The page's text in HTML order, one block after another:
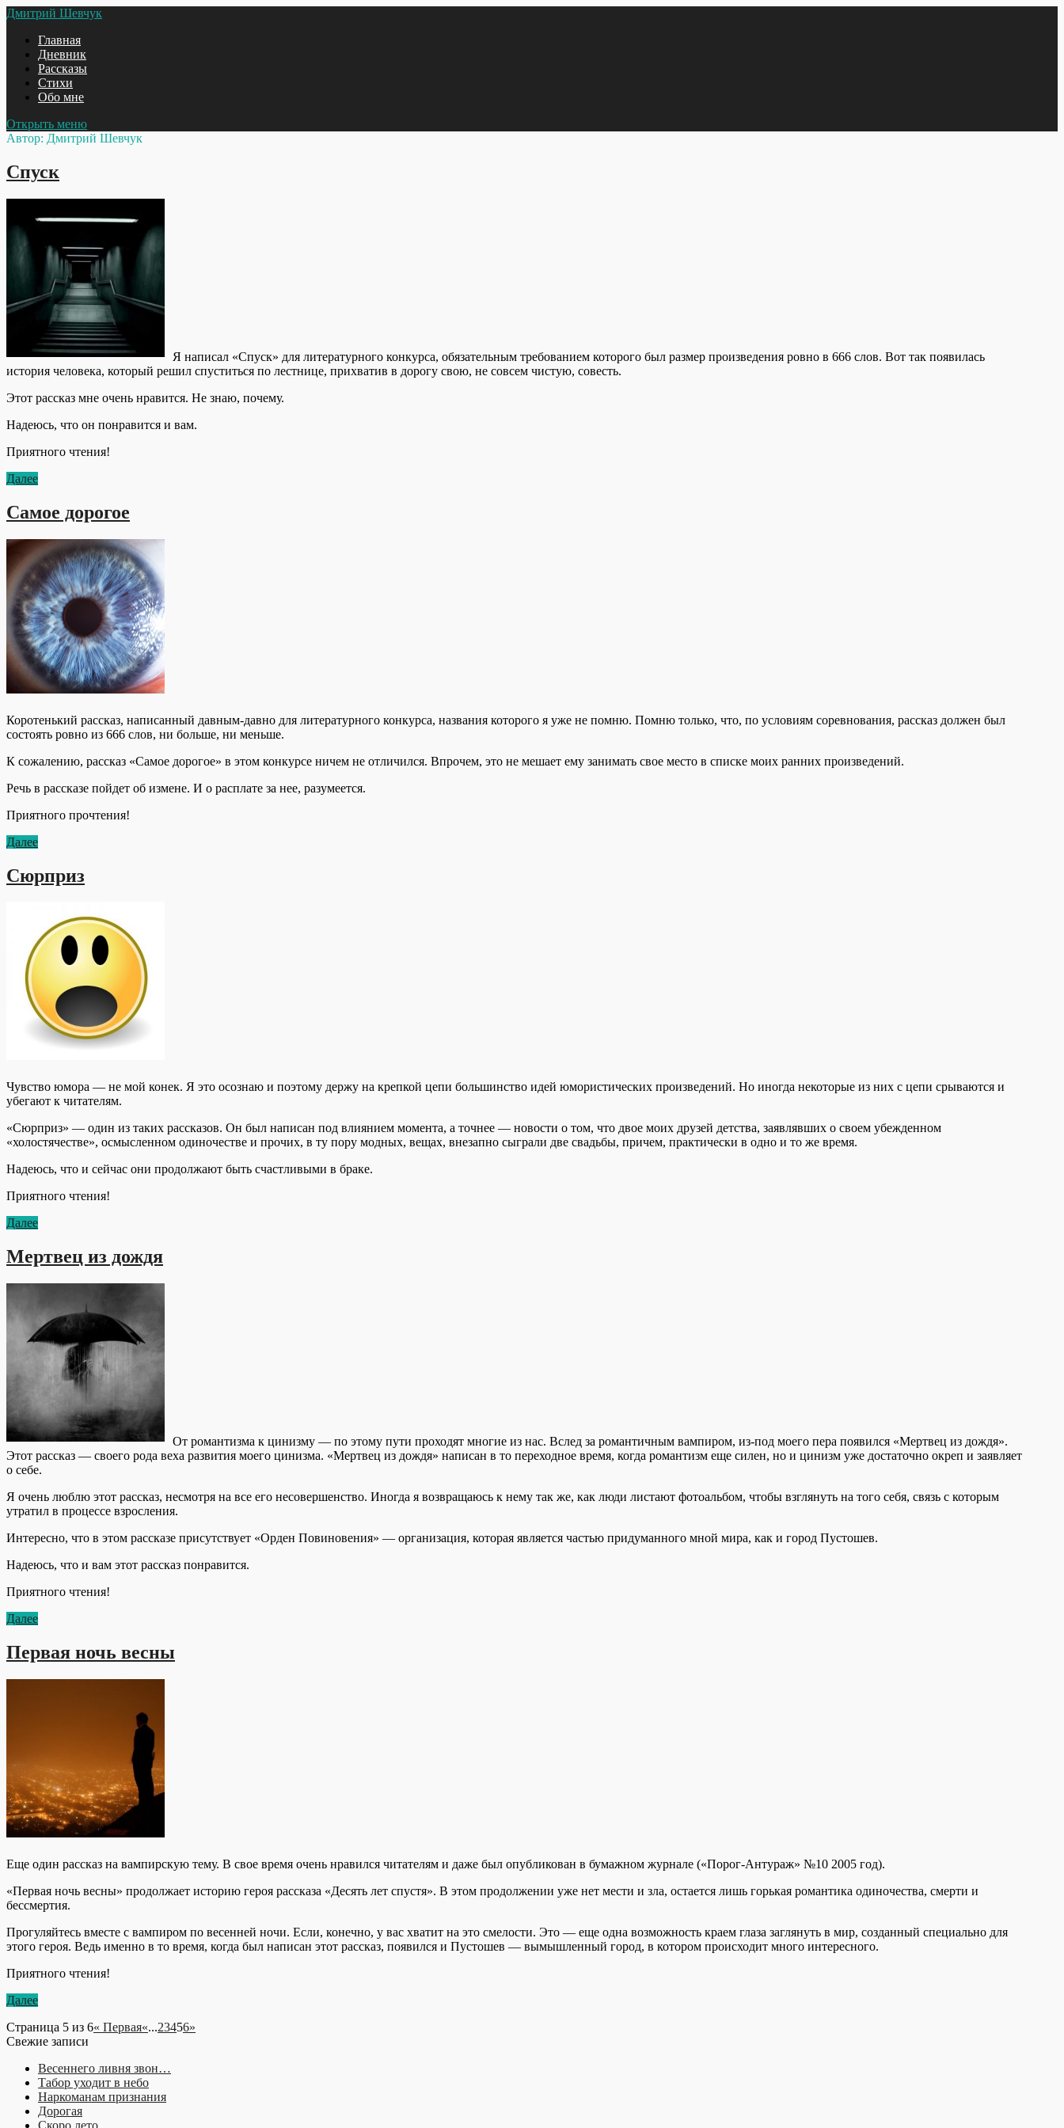
Дмитрий Шевчук
Главная
Дневник
Рассказы
Стихи
Обо мне
Открыть меню
Автор: Дмитрий Шевчук
Спуск
Я написал «Спуск» для литературного конкурса, обязательным требованием которого был размер произведения ровно в 666 слов. Вот так появилась
история человека, который решил спуститься по лестнице, прихватив в дорогу свою, не совсем чистую, совесть.
Этот рассказ мне очень нравится. Не знаю, почему.
Надеюсь, что он понравится и вам.
Приятного чтения!
Далее
Самое дорогое
Коротенький рассказ, написанный давным-давно для литературного конкурса, названия которого я уже не помню. Помню только, что, по условиям соревнования, рассказ должен был
состоять ровно из 666 слов, ни больше, ни меньше.
К сожалению, рассказ «Самое дорогое» в этом конкурсе ничем не отличился. Впрочем, это не мешает ему занимать свое место в списке моих ранних произведений.
Речь в рассказе пойдет об измене. И о расплате за нее, разумеется.
Приятного прочтения!
Далее
Сюрприз
Чувство юмора — не мой конек. Я это осознаю и поэтому держу на крепкой цепи большинство идей юмористических произведений. Но иногда некоторые из них с цепи срываются и
убегают к читателям.
«Сюрприз» — один из таких рассказов. Он был написан под влиянием момента, а точнее — новости о том, что двое моих друзей детства, заявлявших о своем убежденном
«холостячестве», осмысленном одиночестве и прочих, в ту пору модных, вещах, внезапно сыграли две свадьбы, причем, практически в одно и то же время.
Надеюсь, что и сейчас они продолжают быть счастливыми в браке.
Приятного чтения!
Далее
Мертвец из дождя
От романтизма к цинизму — по этому пути проходят многие из нас. Вслед за романтичным вампиром, из-под моего пера появился «Мертвец из дождя».
Этот рассказ — своего рода веха развития моего цинизма. «Мертвец из дождя» написан в то переходное время, когда романтизм еще силен, но и цинизм уже достаточно окреп и заявляет
о себе.
Я очень люблю этот рассказ, несмотря на все его несовершенство. Иногда я возвращаюсь к нему так же, как люди листают фотоальбом, чтобы взглянуть на того себя, связь с которым
утратил в процессе взросления.
Интересно, что в этом рассказе присутствует «Орден Повиновения» — организация, которая является частью придуманного мной мира, как и город Пустошев.
Надеюсь, что и вам этот рассказ понравится.
Приятного чтения!
Далее
Первая ночь весны
Еще один рассказ на вампирскую тему. В свое время очень нравился читателям и даже был опубликован в бумажном журнале («Порог-Антураж» №10 2005 год).
«Первая ночь весны» продолжает историю героя рассказа «Десять лет спустя». В этом продолжении уже нет мести и зла, остается лишь горькая романтика одиночества, смерти и
бессмертия.
Прогуляйтесь вместе с вампиром по весенней ночи. Если, конечно, у вас хватит на это смелости. Это — еще одна возможность краем глаза заглянуть в мир, созданный специально для
этого героя. Ведь именно в то время, когда был написан этот рассказ, появился и Пустошев — вымышленный город, в котором происходит много интересного.
Приятного чтения!
Далее
Страница 5 из 6« Первая«...23456»
Свежие записи
Весеннего ливня звон…
Табор уходит в небо
Наркоманам признания
Дорогая
Скоро лето